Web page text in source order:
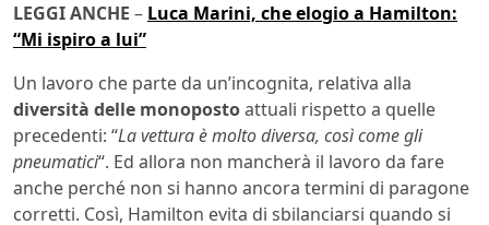
LEGGI ANCHE – Luca Marini, che elogio a Hamilton:
“Mi ispiro a lui”
Un lavoro che parte da un’incognita, relativa alla
diversità delle monopostoattuali rispetto a quelle
precedenti: “La vettura è molto diversa, così come gli
pneumatici“. Ed allora non mancherà il lavoro da fare
anche perché non si hanno ancora termini di paragone
corretti. Così, Hamilton evita di sbilanciarsi quando si